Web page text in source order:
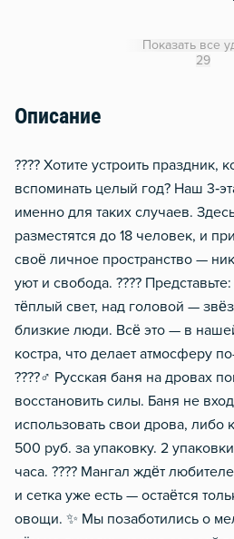
Показать все
29
Описание
???? Хотите устроить праздник,
вспоминать целый год? Наш
именно для таких случаев.
разместятся до 18 человек, и
своё личное пространство —
уют и свобода. ????
тёплый свет, над головой —
близкие люди. Всё это — в
костра, что делает атмосферу
????‍♂️ Русская баня на дровах
восстановить силы. Баня не
использовать свои дрова, либо
500 руб. за упаковку. 2
часа. ???? Мангал ждёт
и сетка уже есть — остаётся
овощи. ✨ Мы позаботились о